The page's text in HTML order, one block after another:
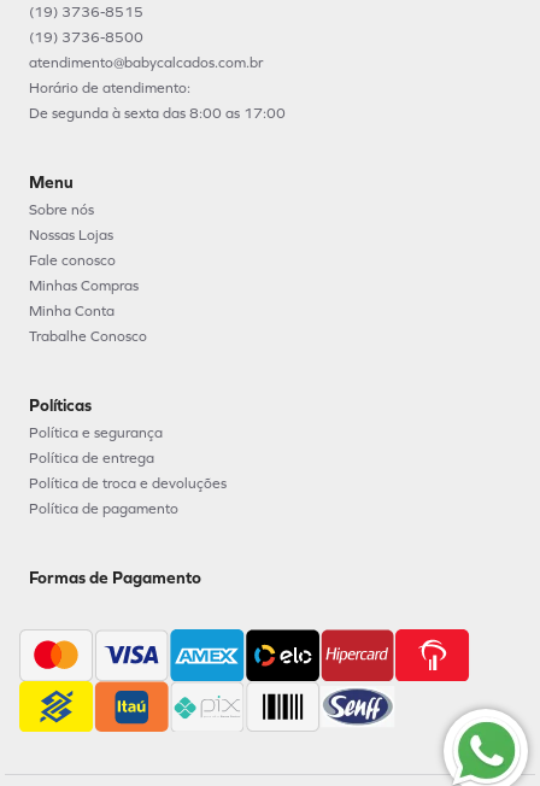
(19) 3736-8515
(19) 3736-8500
atendimento@babycalcados.com.br
Horário de atendimento:
De segunda à sexta das 8:00 as 17:00
Menu
Sobre nós
Nossas Lojas
Fale conosco
Minhas Compras
Minha Conta
Trabalhe Conosco
Políticas
Política e segurança
Política de entrega
Política de troca e devoluções
Política de pagamento
Formas de Pagamento